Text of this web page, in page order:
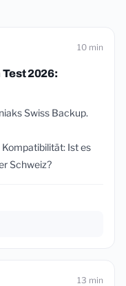
10 min
2026:
Swiss Backup.
Ist es
Schweiz?
13 min